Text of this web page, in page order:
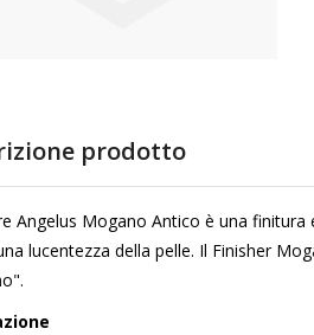
prodotto
Angelus Mogano Antico è una
lucentezza della pelle. Il Finisher